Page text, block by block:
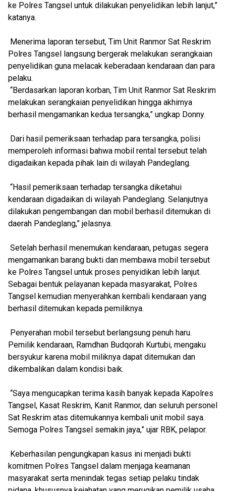
ke Polres Tangsel untuk dilakukan penyelidikan lebih lanjut,”
katanya.
Menerima laporan tersebut, Tim Unit Ranmor Sat Reskrim
Polres Tangsel langsung bergerak melakukan serangkaian
penyelidikan guna melacak keberadaan kendaraan dan para
pelaku.
“Berdasarkan laporan korban, Tim Unit Ranmor Sat Reskrim
melakukan serangkaian penyelidikan hingga akhirnya
berhasil mengamankan kedua tersangka,” ungkap Donny.
Dari hasil pemeriksaan terhadap para tersangka, polisi
memperoleh informasi bahwa mobil rental tersebut telah
digadaikan kepada pihak lain di wilayah Pandeglang.
“Hasil pemeriksaan terhadap tersangka diketahui
kendaraan digadaikan di wilayah Pandeglang. Selanjutnya
dilakukan pengembangan dan mobil berhasil ditemukan di
daerah Pandeglang,” jelasnya.
Setelah berhasil menemukan kendaraan, petugas segera
mengamankan barang bukti dan membawa mobil tersebut
ke Polres Tangsel untuk proses penyidikan lebih lanjut.
Sebagai bentuk pelayanan kepada masyarakat, Polres
Tangsel kemudian menyerahkan kembali kendaraan yang
berhasil ditemukan kepada pemiliknya.
Penyerahan mobil tersebut berlangsung penuh haru.
Pemilik kendaraan, Ramdhan Budqorah Kurtubi, mengaku
bersyukur karena mobil miliknya dapat ditemukan dan
dikembalikan dalam kondisi baik.
“Saya mengucapkan terima kasih banyak kepada Kapolres
Tangsel, Kasat Reskrim, Kanit Ranmor, dan seluruh personel
Sat Reskrim atas ditemukannya kembali unit mobil saya.
Semoga Polres Tangsel semakin jaya,” ujar RBK, pelapor.
Keberhasilan pengungkapan kasus ini menjadi bukti
komitmen Polres Tangsel dalam menjaga keamanan
masyarakat serta menindak tegas setiap pelaku tindak